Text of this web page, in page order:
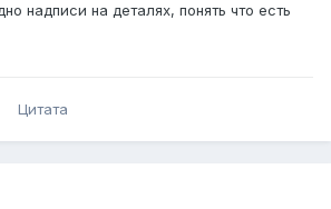
надписи на деталях, понять что есть
Цитата